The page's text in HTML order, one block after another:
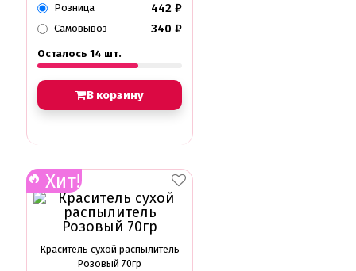
Розница 442 ₽
Самовывоз 340 ₽
Осталось 14 шт.
В корзину
Хит!
Краситель сухой распылитель
Розовый 70гр